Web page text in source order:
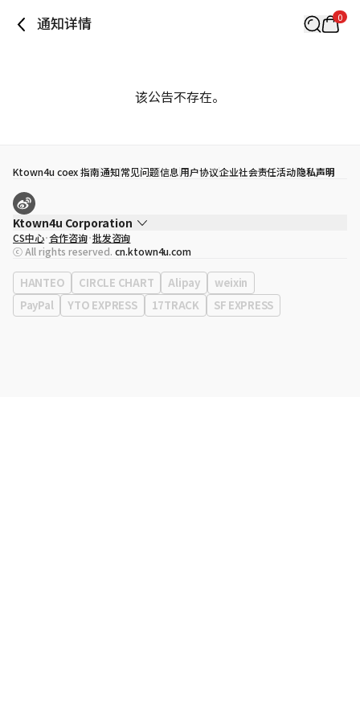
通知详情 0
该公告不存在。
Ktown4u coex 指南通知常见问题信息用户协议企业社会责任活动隐私声明
Ktown4u Corporation
代表
宋効珉
营业执照 120-87-71116
公司地址 首尔特别市 江南区 岭东大路 513号 3楼 （三成洞， coex)
CS中心 合作咨询 批发咨询
ⓒ All rights reserved. cn.ktown4u.com
HANTEO CIRCLE CHART Alipay
weixin
PayPal
YTO EXPRESS 17TRACK SF EXPRESS